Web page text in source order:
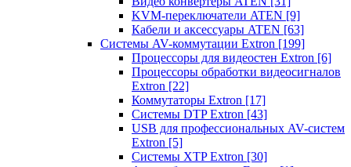
KVM-переключатели ATEN [9]
Кабели и аксессуары ATEN [63]
Системы AV-коммутации Extron [199]
Процессоры для видеостен Extron [6]
Процессоры обработки видеосигналов
Extron [22]
Коммутаторы Extron [17]
Системы DTP Extron [43]
USB для профессиональных AV-систем
Extron [5]
Системы XTP Extron [30]